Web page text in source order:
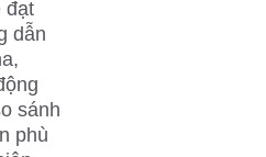
đạt
dẫn
sánh
phù